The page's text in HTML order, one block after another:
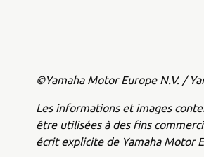
©Yamaha Motor Europe N.V. /
Les informations et images
être utilisées à des fins
écrit explicite de Yamaha Motor